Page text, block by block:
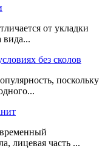
от укладки
вида...
без сколов
поскольку
лицевая часть ...